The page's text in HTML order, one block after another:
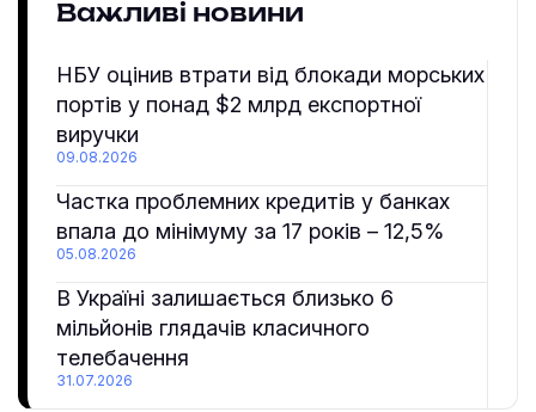
Важливі новини
НБУ оцінив втрати від блокади морських
портів у понад $2 млрд експортної
виручки
09.08.2026
Частка проблемних кредитів у банках
впала до мінімуму за 17 років – 12,5%
05.08.2026
В Україні залишається близько 6
мільйонів глядачів класичного
телебачення
31.07.2026